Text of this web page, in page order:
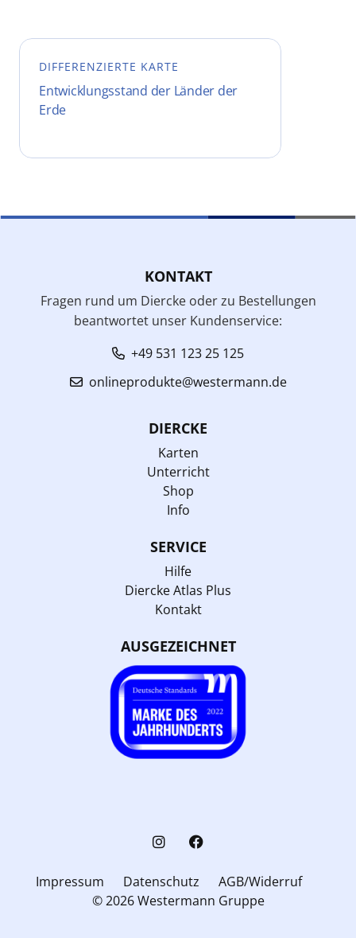
DIFFERENZIERTE KARTE
Entwicklungsstand der Länder der
Erde
KONTAKT
Fragen rund um Diercke oder zu Bestellungen
beantwortet unser Kundenservice:
+49 531 123 25 125
onlineprodukte@westermann.de
DIERCKE
Karten
Unterricht
Shop
Info
SERVICE
Hilfe
Diercke Atlas Plus
Kontakt
AUSGEZEICHNET
Impressum Datenschutz
AGB/Widerruf
© 2026 Westermann Gruppe